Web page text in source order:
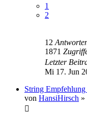
1
2
12
1871
Letzter
Mi 17. Jun
String
von HansiHirsch »